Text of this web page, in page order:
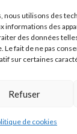
utilisons des
informations des
des données
Le fait de ne pas
sur certaines
Refuser
de cookies